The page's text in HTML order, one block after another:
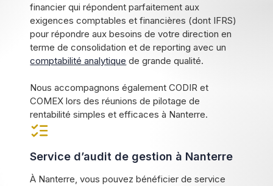
financier qui répondent parfaitement aux
exigences comptables et financières (dont IFRS)
pour répondre aux besoins de votre direction en
terme de consolidation et de reporting avec un
comptabilité analytique de grande qualité.
Nous accompagnons également CODIR et
COMEX lors des réunions de pilotage de
rentabilité simples et efficaces à Nanterre.
Service d’audit de gestion à Nanterre
À Nanterre, vous pouvez bénéficier de service